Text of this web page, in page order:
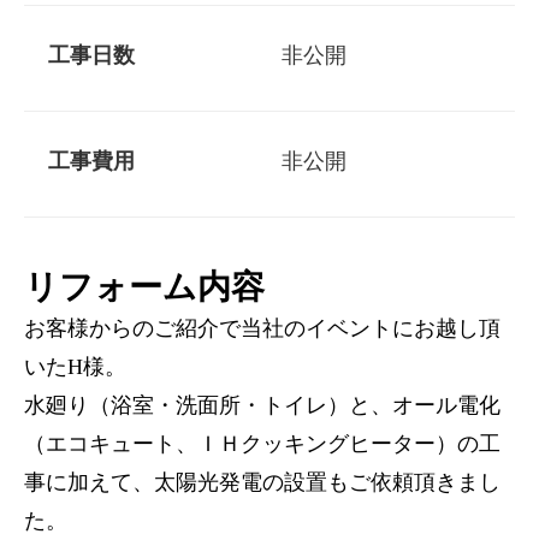
工事日数 非公開
工事費用 非公開
リフォーム内容
お客様からのご紹介で当社のイベントにお越し頂
いたH様。
水廻り（浴室・洗面所・トイレ）と、オール電化
（エコキュート、ＩＨクッキングヒーター）の工
事に加えて、太陽光発電の設置もご依頼頂きまし
た。